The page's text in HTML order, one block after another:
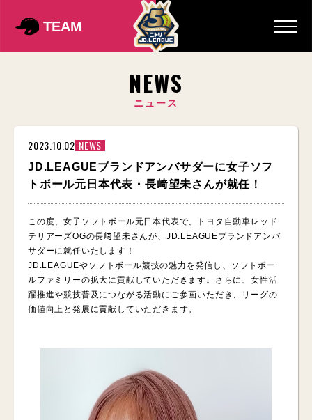
TEAM
NEWS
ニュース
2023.10.02 NEWS
JD.LEAGUEブランドアンバサダーに女子ソフ
トボール元日本代表・長﨑望未さんが就任！
この度、女子ソフトボール元日本代表で、トヨタ自動車レッド
テリアーズOGの長﨑望未さんが、JD.LEAGUEブランドアンバ
サダーに就任いたします！
JD.LEAGUEやソフトボール競技の魅力を発信し、ソフトボー
ルファミリーの拡大に貢献していただきます。さらに、女性活
躍推進や競技普及につながる活動にご参画いただき、リーグの
価値向上と発展に貢献していただきます。